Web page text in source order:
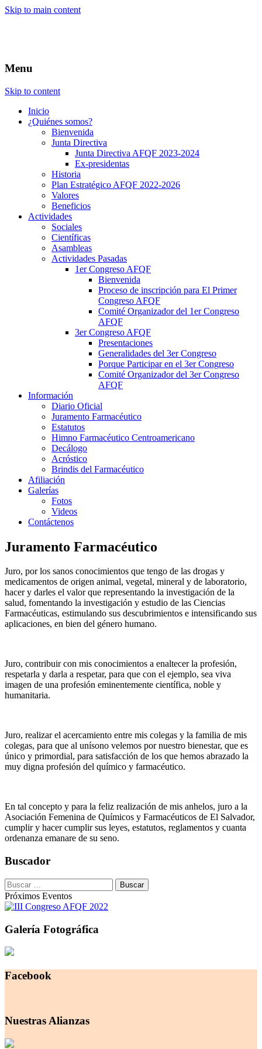
Skip to main content
Menu
Skip to content
Inicio
¿Quiénes somos?
Bienvenida
Junta Directiva
Junta Directiva AFQF 2023-2024
Ex-presidentas
Historia
Plan Estratégico AFQF 2022-2026
Valores
Beneficios
Actividades
Sociales
Científicas
Asambleas
Actividades Pasadas
1er Congreso AFQF
Bienvenida
Proceso de inscripción para El Primer
Congreso AFQF
Comité Organizador del 1er Congreso
AFQF
3er Congreso AFQF
Presentaciones
Generalidades del 3er Congreso
Porque Participar en el 3er Congreso
Comité Organizador del 3er Congreso
AFQF
Información
Diario Oficial
Juramento Farmacéutico
Estatutos
Himno Farmacéutico Centroamericano
Decálogo
Acróstico
Brindis del Farmacéutico
Afiliación
Galerías
Fotos
Videos
Contáctenos
Juramento Farmacéutico
Juro, por los sanos conocimientos que tengo de las drogas y
medicamentos de origen animal, vegetal, mineral y de laboratorio,
hacer y darles el valor que representando la investigación de la
salud, fomentando la investigación y estudio de las Ciencias
Farmacéuticas, estimulando sus descubrimientos e intensificando sus
aplicaciones, en bien del género humano.
Juro, contribuir con mis conocimientos a enaltecer la profesión,
respetarla y darla a respetar, para que con el ejemplo, sea viva
imagen de una profesión eminentemente científica, noble y
humanitaria.
Juro, realizar el acercamiento entre mis colegas y la familia de mis
colegas, para que al unísono velemos por nuestro bienestar, que es
único y primordial, para satisfacción de los que hemos abrazado la
muy digna profesión del químico y farmacéutico.
En tal concepto y para la feliz realización de mis anhelos, juro a la
Asociación Femenina de Químicos y Farmacéuticos de El Salvador,
cumplir y hacer cumplir sus leyes, estatutos, reglamentos y cuanta
ordenanza emanare de su seno.
Buscador
Buscar:
Próximos Eventos
Galería Fotográfica
Facebook
Nuestras Alianzas